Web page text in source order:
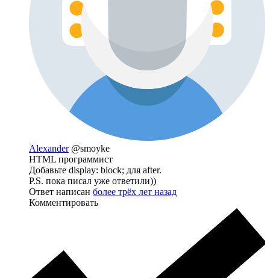
Alexander @smoyke
HTML программист
Добавьте display: block; для after.
P.S. пока писал уже ответили))
Ответ написан более трёх лет назад
Комментировать